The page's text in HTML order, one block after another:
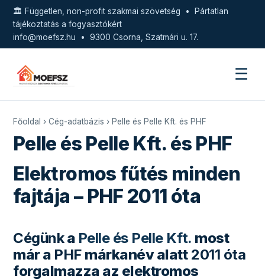
🏛️ Független, non-profit szakmai szövetség • Pártatlan
tájékoztatás a fogyasztókért
info@moefsz.hu • 9300 Csorna, Szatmári u. 17.
☰
Főoldal › Cég-adatbázis › Pelle és Pelle Kft. és PHF
Pelle és Pelle Kft. és PHF
Elektromos fűtés minden
fajtája – PHF 2011 óta
Cégünka Pelle és Pelle Kft. most
már a PHF márkanév alatt2011 óta
forgalmazza az elektromos